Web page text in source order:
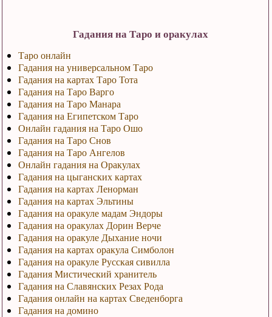
Гадания на Таро и оракулах
Таро онлайн
Гадания на универсальном Таро
Гадания на картах Таро Тота
Гадания на Таро Варго
Гадания на Таро Манара
Гадания на Египетском Таро
Онлайн гадания на Таро Ошо
Гадания на Таро Снов
Гадания на Таро Ангелов
Онлайн гадания на Оракулах
Гадания на цыганских картах
Гадания на картах Ленорман
Гадания на картах Эльтины
Гадания на оракуле мадам Эндоры
Гадания на оракулах Дорин Верче
Гадания на оракуле Дыхание ночи
Гадания на картах оракула Симболон
Гадания на оракуле Русская сивилла
Гадания Мистический хранитель
Гадания на Славянских Резах Рода
Гадания онлайн на картах Сведенборга
Гадания на домино